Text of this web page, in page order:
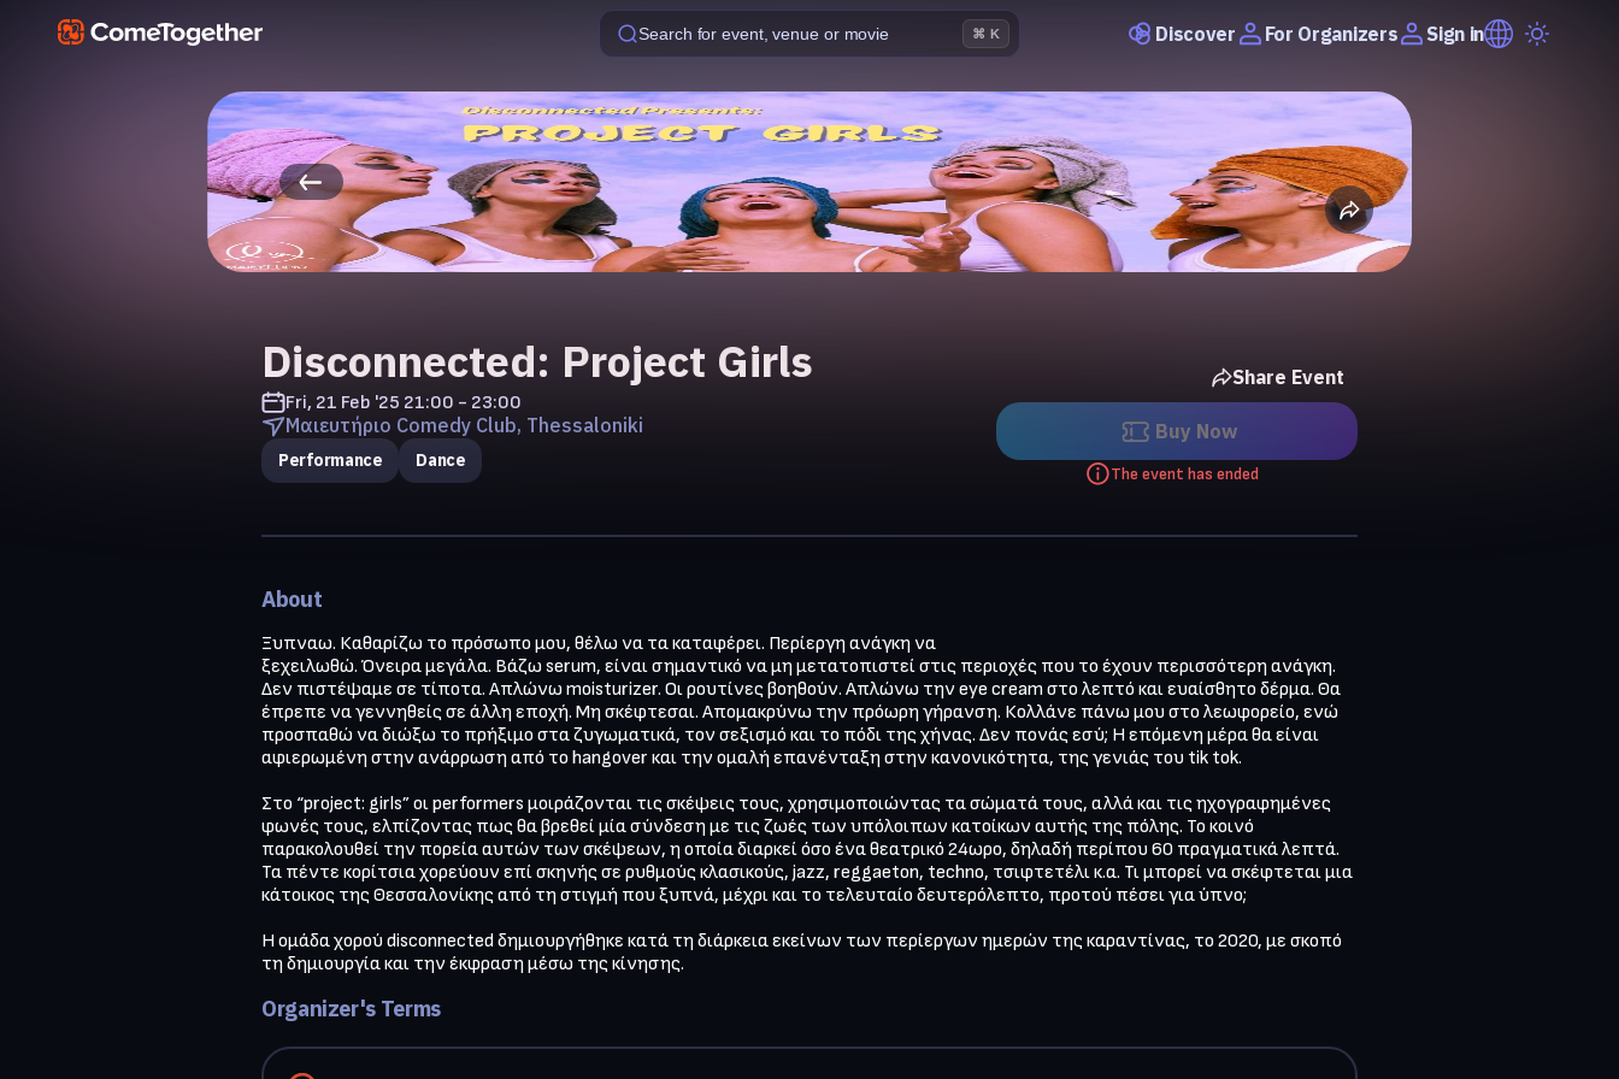
Search for event, venue or movie ⌘ K Discover For Organizers Sign in
Disconnected: Project Girls
Fri, 21 Feb '25 21:00 - 23:00
Μαιευτήριο Comedy Club, Thessaloniki
Performance Dance
Share Event
Buy Now
The event has ended
About
Ξυπναω. Καθαρίζω το πρόσωπο μου, θέλω να τα καταφέρει. Περίεργη ανάγκη να
ξεχειλωθώ. Όνειρα μεγάλα. Βάζω serum, είναι σημαντικό να μη μετατοπιστεί στις περιοχές που το έχουν περισσότερη ανάγκη.
Δεν πιστέψαμε σε τίποτα. Απλώνω moisturizer. Οι ρουτίνες βοηθούν. Απλώνω την eye cream στο λεπτό και ευαίσθητο δέρμα. Θα
έπρεπε να γεννηθείς σε άλλη εποχή. Μη σκέφτεσαι. Απομακρύνω την πρόωρη γήρανση. Κολλάνε πάνω μου στο λεωφορείο, ενώ
προσπαθώ να διώξω το πρήξιμο στα ζυγωματικά, τον σεξισμό και το πόδι της χήνας. Δεν πονάς εσύ; Η επόμενη μέρα θα είναι
αφιερωμένη στην ανάρρωση από το hangover και την ομαλή επανένταξη στην κανονικότητα, της γενιάς του tik tok.
Στο “project: girls” οι performers μοιράζονται τις σκέψεις τους, χρησιμοποιώντας τα σώματά τους, αλλά και τις ηχογραφημένες
φωνές τους, ελπίζοντας πως θα βρεθεί μία σύνδεση με τις ζωές των υπόλοιπων κατοίκων αυτής της πόλης. Το κοινό
παρακολουθεί την πορεία αυτών των σκέψεων, η οποία διαρκεί όσο ένα θεατρικό 24ωρο, δηλαδή περίπου 60 πραγματικά λεπτά.
Τα πέντε κορίτσια χορεύουν επί σκηνής σε ρυθμούς κλασικούς, jazz, reggaeton, techno, τσιφτετέλι κ.α. Τι μπορεί να σκέφτεται μια
κάτοικος της Θεσσαλονίκης από τη στιγμή που ξυπνά, μέχρι και το τελευταίο δευτερόλεπτο, προτού πέσει για ύπνο;
Η ομάδα χορού disconnected δημιουργήθηκε κατά τη διάρκεια εκείνων των περίεργων ημερών της καραντίνας, το 2020, με σκοπό
τη δημιουργία και την έκφραση μέσω της κίνησης.
Organizer's Terms